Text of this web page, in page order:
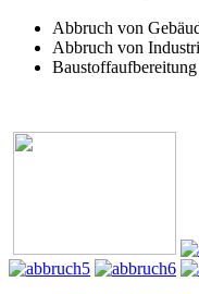
Abbruch von
Abbruch von